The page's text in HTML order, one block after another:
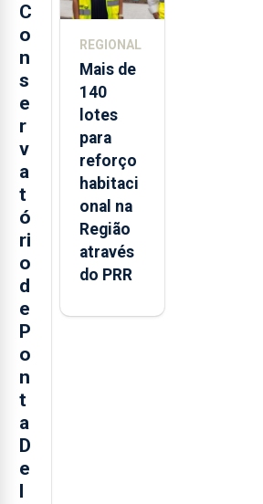
C
o
n
s
e
r
v
a
t
ó
ri
o
d
e
P
o
n
t
a
D
e
l
REGIONAL
Mais de
140
lotes
para
reforço
habitaci
onal na
Região
através
do PRR